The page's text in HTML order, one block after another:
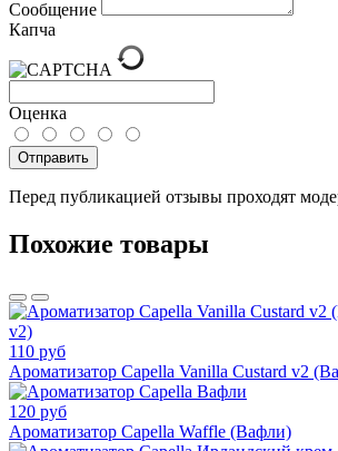
Сообщение
Капча
Оценка
Отправить
Перед публикацией отзывы проходят
Похожие товары
110 руб
Ароматизатор Capella Vanilla Custard v2
120 руб
Ароматизатор Capella Waffle (Вафли)